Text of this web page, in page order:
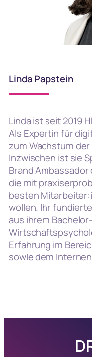
Linda Papstein
Linda ist seit 2019
Als Expertin für
zum Wachstum
Inzwischen ist sie
Brand Ambassador
die mit
besten
wollen. Ihr
aus ihrem
Erfahrung im
sowie dem